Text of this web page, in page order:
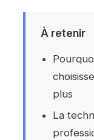
À retenir
plus
La